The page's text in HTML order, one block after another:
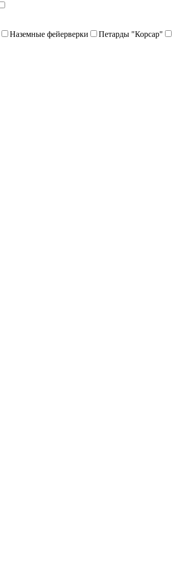
Наземные фейерверки
Петарды "Корсар"